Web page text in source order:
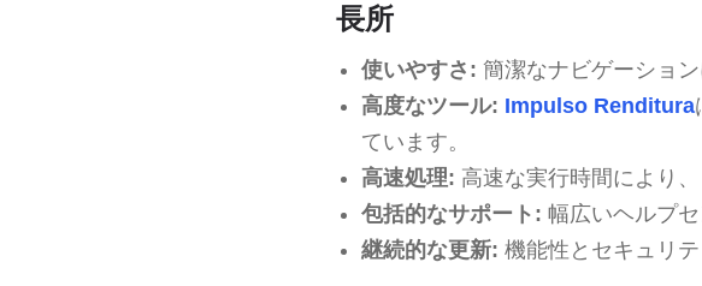
長所
使いやすさ: 簡潔なナビゲーショ
高度なツール: Impulso Renditura
ています。
高速処理: 高速な実行時間により
包括的なサポート: 幅広いヘルプ
継続的な更新: 機能性とセキュリ